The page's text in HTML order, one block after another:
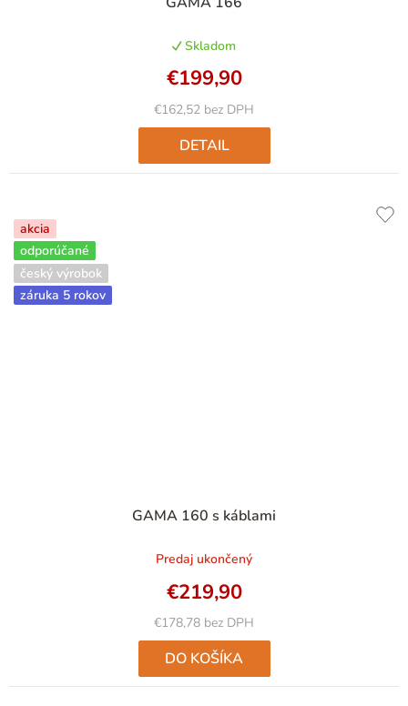
hodnotenie
je
5,0
z
5
hviezdičiek.
Skladom
€162,52 bez DPH
€199,90
DETAIL
akcia
odporúčané
český výrobok
záruka 5 rokov
GAMA 160 s káblami
hodnotenie
je
5,0
z
5
hviezdičiek.
Predaj ukončený
€178,78 bez DPH
€219,90
DO KOŠÍKA